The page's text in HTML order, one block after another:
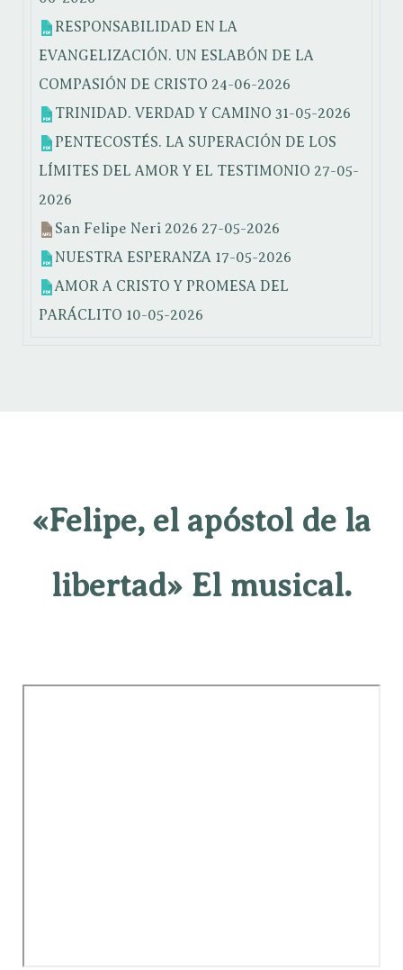
RESPONSABILIDAD EN LA
EVANGELIZACIÓN. UN ESLABÓN DE LA
COMPASIÓN DE CRISTO 24-06-2026
TRINIDAD. VERDAD Y CAMINO 31-05-2026
PENTECOSTÉS. LA SUPERACIÓN DE LOS
LÍMITES DEL AMOR Y EL TESTIMONIO 27-05-
2026
San Felipe Neri 2026 27-05-2026
NUESTRA ESPERANZA 17-05-2026
AMOR A CRISTO Y PROMESA DEL
PARÁCLITO 10-05-2026
«Felipe, el apóstol de la
libertad» El musical.